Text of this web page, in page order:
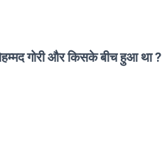
गोरी और किसके बीच हुआ था ?